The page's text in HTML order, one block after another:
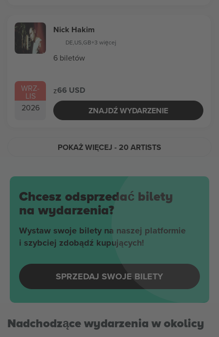
WRZ-
LIS
2026
Nick Hakim
DE,US,GB+3 więcej
6 biletów
z66 USD
ZNAJDŹ WYDARZENIE
POKAŻ WIĘCEJ - 20 ARTISTS
Chcesz odsprzedać bilety
na wydarzenia?
Wystaw swoje bilety na naszej platformie
i szybciej zdobądź kupujących!
SPRZEDAJ SWOJE BILETY
Nadchodzące wydarzenia w okolicy